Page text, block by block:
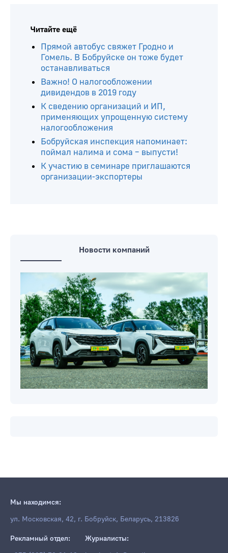
Читайте ещё
Прямой автобус свяжет Гродно и
Гомель. В Бобруйске он тоже будет
останавливаться
Важно! О налогообложении
дивидендов в 2019 году
К сведению организаций и ИП,
применяющих упрощенную систему
налогообложения
Бобруйская инспекция напоминает:
поймал налима и сома – выпусти!
К участию в семинаре приглашаются
организации-экспортеры
Новости компаний
Мы находимся:
ул. Московская, 42, г. Бобруйск, Беларусь, 213826
Рекламный отдел:
Журналисты: